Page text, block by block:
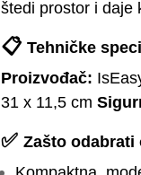
štedi prostor i daje
📋Tehničke
Proizvođač:
31 x 11,5 cm
✅Zašto odabrati